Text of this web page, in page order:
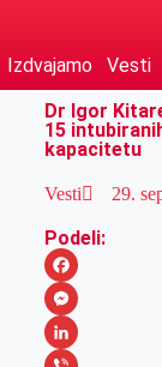
Izdvajamo Vesti
Dr Igor
15
kapacitetu
Vesti 29.
Podeli:
F
aM